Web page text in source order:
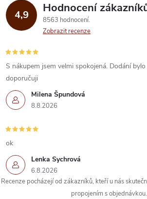
d
a
c
í
p
r
v
k
y
v
4,9 Hodnocení
8563 hodnocení
Zobrazit recenze
Milena Špundová
8.8.2026
S nákupem jsem velmi spokojená. Dodání
doporučuji
Lenka Sychrová
6.8.2026
ok
Recenze pocházejí od zákazníků, kteří u nás
propojením s objednávkou.